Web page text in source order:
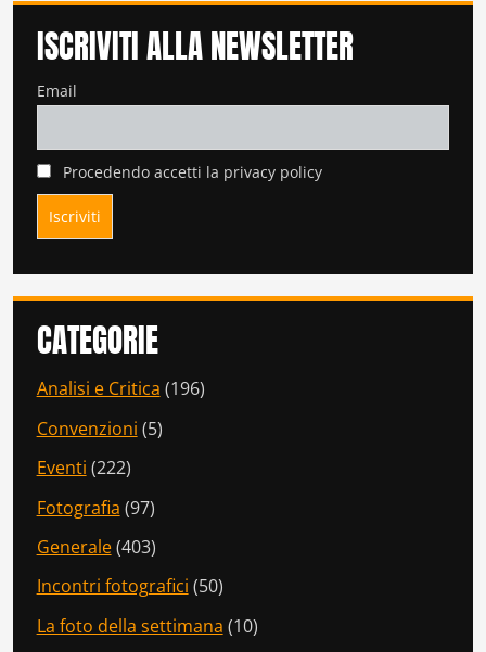
ISCRIVITI ALLA NEWSLETTER
Email
Procedendo accetti la privacy policy
CATEGORIE
Analisi e Critica (196)
Convenzioni (5)
Eventi (222)
Fotografia (97)
Generale(403)
Incontri fotografici (50)
La foto della settimana (10)